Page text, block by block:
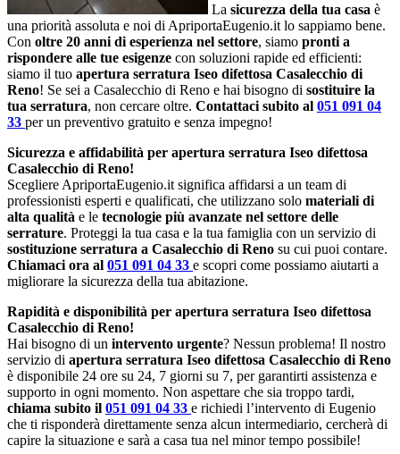
La sicurezza della tua casa è
una priorità assoluta e noi di ApriportaEugenio.it lo sappiamo bene.
Con oltre 20 anni di esperienza nel settore, siamo pronti a
rispondere alle tue esigenze con soluzioni rapide ed efficienti:
siamo il tuo apertura serratura Iseo difettosa Casalecchio di
Reno! Se sei a Casalecchio di Reno e hai bisogno di sostituire la
tua serratura, non cercare oltre. Contattaci subito al 051 091 04
33 per un preventivo gratuito e senza impegno!
Sicurezza e affidabilità per apertura serratura Iseo difettosa
Casalecchio di Reno!
Scegliere ApriportaEugenio.it significa affidarsi a un team di
professionisti esperti e qualificati, che utilizzano solo materiali di
alta qualità e le tecnologie più avanzate nel settore delle
serrature. Proteggi la tua casa e la tua famiglia con un servizio di
sostituzione serratura a Casalecchio di Reno su cui puoi contare.
Chiamaci ora al 051 091 04 33 e scopri come possiamo aiutarti a
migliorare la sicurezza della tua abitazione.
Rapidità e disponibilità per apertura serratura Iseo difettosa
Casalecchio di Reno!
Hai bisogno di un intervento urgente? Nessun problema! Il nostro
servizio di apertura serratura Iseo difettosa Casalecchio di Reno
è disponibile 24 ore su 24, 7 giorni su 7, per garantirti assistenza e
supporto in ogni momento. Non aspettare che sia troppo tardi,
chiama subito il 051 091 04 33 e richiedi l’intervento di Eugenio
che ti risponderà direttamente senza alcun intermediario, cercherà di
capire la situazione e sarà a casa tua nel minor tempo possibile!